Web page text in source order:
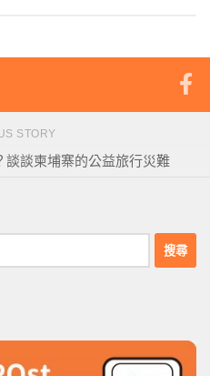
STORY
談談柬埔寨的公益旅行災難